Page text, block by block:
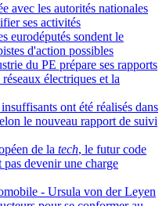
avec les autorités nationales
ses activités
eurodéputés sondent le
d'action possibles
du PE prépare ses rapports
électriques et la
ont été réalisés dans
le nouveau rapport de suivi
de la tech, le futur code
devenir une charge
- Ursula von der Leyen